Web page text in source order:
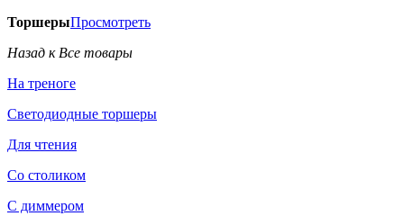
ТоршерыПросмотреть
Назад к Все товары
На треноге
Светодиодные торшеры
Для чтения
Со столиком
С диммером